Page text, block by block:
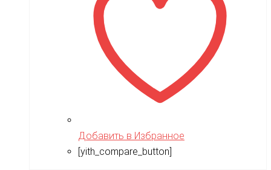
Добавить в Избранное
[yith_compare_button]